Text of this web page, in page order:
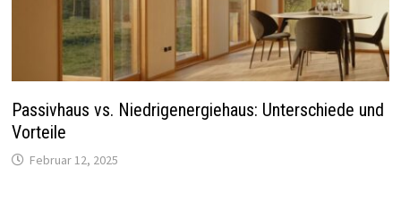
Passivhaus vs. Niedrigenergiehaus: Unterschiede und
Vorteile
Februar 12, 2025